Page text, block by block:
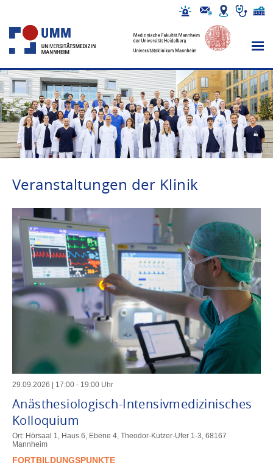
Veranstaltungen der Klinik
29.09.2026 17:00 - 19:00 Uhr
Anästhesiologisch-Intensivmedizinisches
Kolloquium
Ort: Hörsaal 1, Haus 6, Ebene 4, Theodor-Kutzer-Ufer 1-3, 68167
Mannheim
FORTBILDUNGSPUNKTE